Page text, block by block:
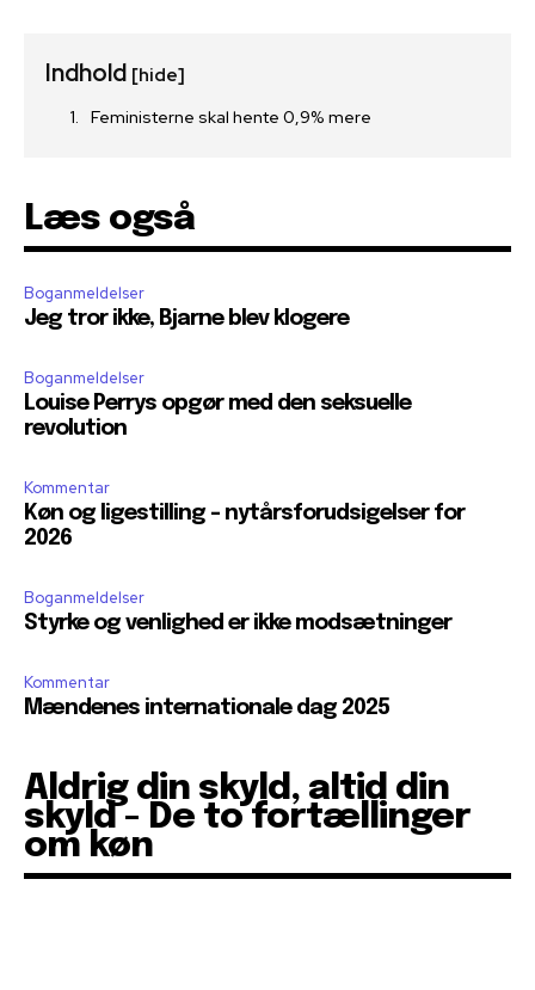
Indhold [hide]
Feministerne skal hente 0,9% mere
Læs også
Boganmeldelser
Jeg tror ikke, Bjarne blev klogere
Boganmeldelser
Louise Perrys opgør med den seksuelle
revolution
Kommentar
Køn og ligestilling – nytårsforudsigelser for
2026
Boganmeldelser
Styrke og venlighed er ikke modsætninger
Kommentar
Mændenes internationale dag 2025
Aldrig din skyld, altid din
skyld - De to fortællinger
om køn